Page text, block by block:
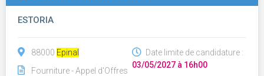
ESTORIA
88000 Epinal
Fourniture - Appel d'Offres
Date limite de candidature :
03/05/2027 à 16h00